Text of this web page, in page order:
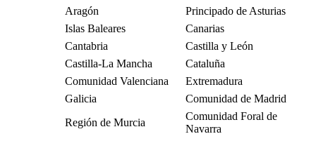
Aragón
Principado de Asturias
Islas Baleares
Canarias
Cantabria
Castilla y León
Castilla-La Mancha
Cataluña
Comunidad Valenciana
Extremadura
Galicia
Comunidad de Madrid
Región de Murcia
Comunidad Foral de
Navarra